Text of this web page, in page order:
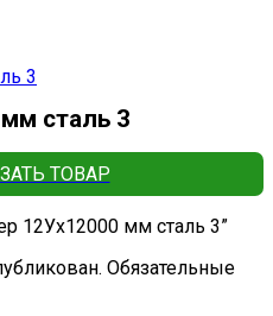
3
сталь 3
ТОВАР
12Ух12000 мм сталь 3”
Обязательные